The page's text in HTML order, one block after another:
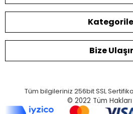
Bize
Tüm bilgileriniz 256bit SSL
© 2022 Tüm Hakları